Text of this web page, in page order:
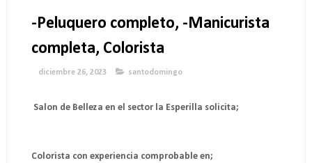
-Peluquero completo, -Manicurista
completa, Colorista
diciembre 26, 2023 santodomingo
Salon de Belleza en el sector la Esperilla solicita;
Colorista con experiencia comprobable en;